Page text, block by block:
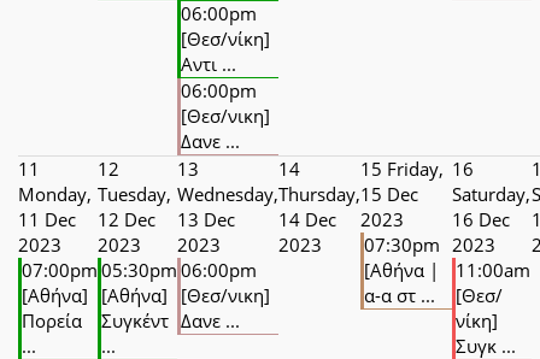
06:00pm
[Θεσ/νίκη]
Αντι ...
06:00pm
[Θεσ/νικη]
Δανε ...
11
Monday,
11 Dec
2023
07:00pm
[Αθήνα]
Πορεία
...
12
Tuesday,
12 Dec
2023
05:30pm
[Αθήνα]
Συγκέντ
...
13
Wednesday,
13 Dec
2023
06:00pm
[Θεσ/νικη]
Δανε ...
14
Thursday,
14 Dec
2023
15 Friday,
15 Dec
2023
07:30pm
[Αθήνα |
α-α στ ...
16
Saturday,
16 Dec
2023
11:00am
[Θεσ/
νίκη]
Συγκ ...